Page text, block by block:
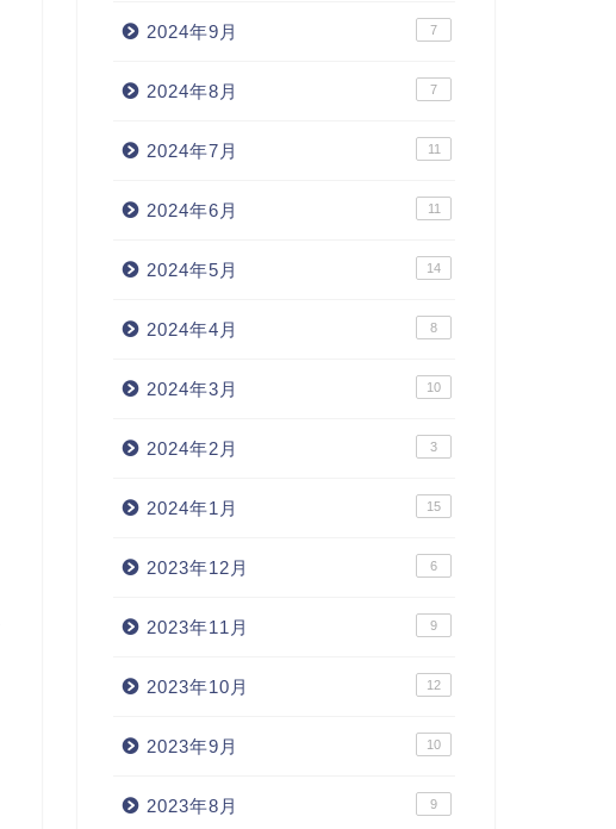
2024年9月 7
2024年8月 7
2024年7月 11
2024年6月 11
2024年5月 14
2024年4月 8
2024年3月 10
2024年2月 3
2024年1月 15
2023年12月 6
2023年11月 9
2023年10月 12
2023年9月 10
2023年8月 9